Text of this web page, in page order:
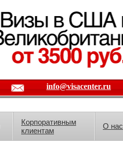
info@visacenter.ru
Корпоративным
клиентам
О нас